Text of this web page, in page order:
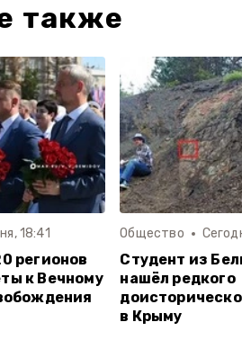
также
18:41
регионов
к Вечному
Общество
Студент из
нашёл редкого
в Крыму